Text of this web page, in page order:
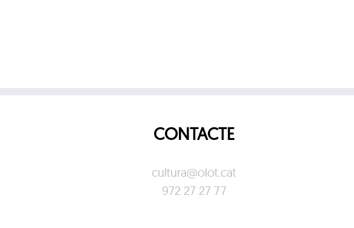
CONTACTE
cultura@olot.cat
972 27 27 77